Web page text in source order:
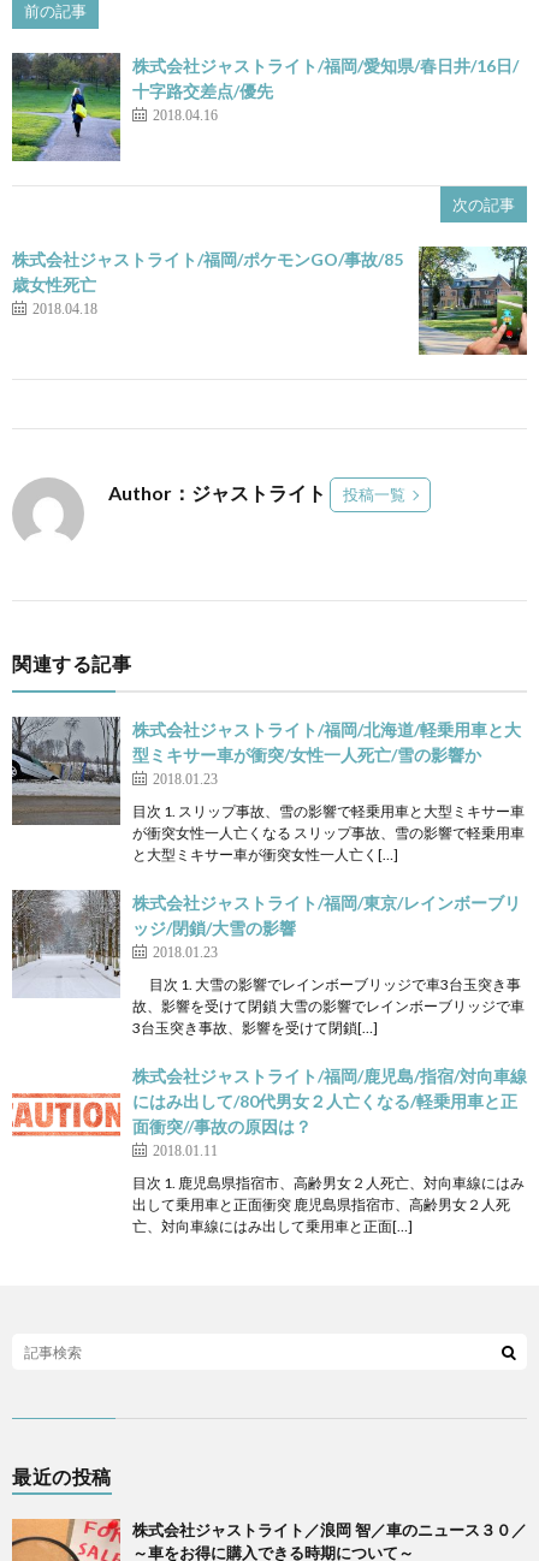
前の記事
株式会社ジャストライト/福岡/愛知県/春日井/16日/
十字路交差点/優先
2018.04.16
次の記事
株式会社ジャストライト/福岡/ポケモンGO/事故/85
歳女性死亡
2018.04.18
Author：ジャストライト 投稿一覧
関連する記事
株式会社ジャストライト/福岡/北海道/軽乗用車と大
型ミキサー車が衝突/女性一人死亡/雪の影響か
2018.01.23
目次 1. スリップ事故、雪の影響で軽乗用車と大型ミキサー車
が衝突女性一人亡くなる スリップ事故、雪の影響で軽乗用車
と大型ミキサー車が衝突女性一人亡く[…]
株式会社ジャストライト/福岡/東京/レインボーブリ
ッジ/閉鎖/大雪の影響
2018.01.23
目次 1. 大雪の影響でレインボーブリッジで車3台玉突き事
故、影響を受けて閉鎖 大雪の影響でレインボーブリッジで車
3台玉突き事故、影響を受けて閉鎖[…]
株式会社ジャストライト/福岡/鹿児島/指宿/対向車線
にはみ出して/80代男女２人亡くなる/軽乗用車と正
面衝突//事故の原因は？
2018.01.11
目次 1. 鹿児島県指宿市、高齢男女２人死亡、対向車線にはみ
出して乗用車と正面衝突 鹿児島県指宿市、高齢男女２人死
亡、対向車線にはみ出して乗用車と正面[…]
最近の投稿
株式会社ジャストライト／浪岡 智／車のニュース３０／
～車をお得に購入できる時期について～